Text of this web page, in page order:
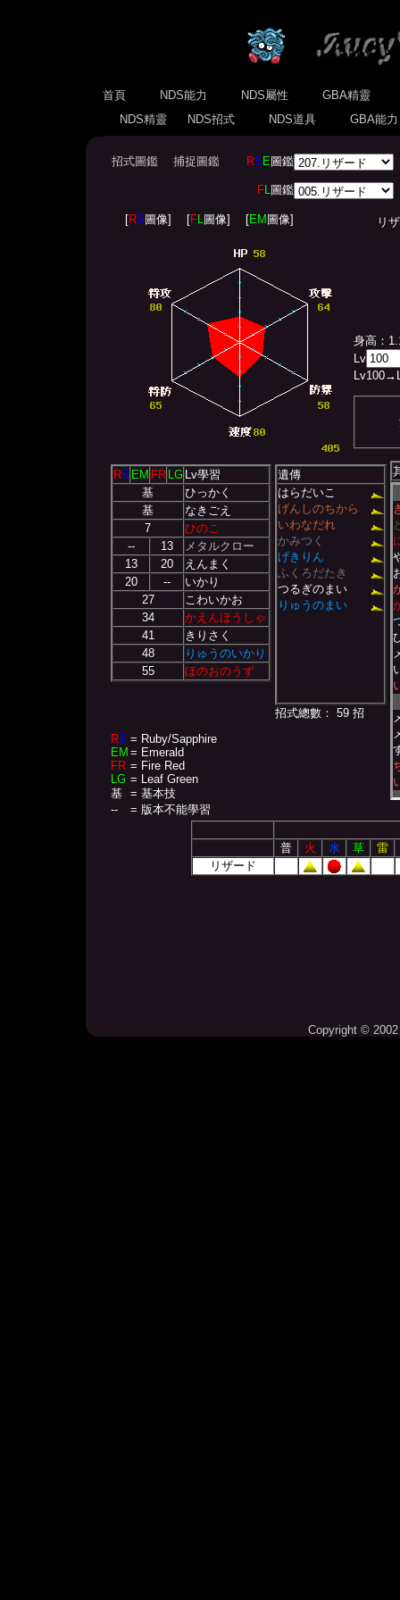
首頁 NDS能力 NDS屬性
GBA精靈
NDS精靈
NDS招式 NDS道具 GBA能
招式圖鑑 捕捉圖鑑 RS E圖鑑
FL圖鑑
[RS 圖像] [FL圖像] [EM 圖像] リザ
身高：
Lv
Lv100
RS EM FR LG Lv學習
基
ひっかく
基
なきごえ
7
ひのこ
--
13
メタルクロー
13
20
えんまく
20
--
いかり
27
こわいかお
34
かえんほうしゃ
41
きりさく
48
りゅうのいかり
55
ほのおのうず
RS = Ruby/Sapphire
EM = Emerald
FR = Fire Red
LG = Leaf Green
基
= 基本技
--
= 版本不能學習
遺傳
はらだいこ
げんしのちから
いわなだれ
かみつく
げきりん
ふくろだたき
つるぎのまい
りゅうのまい
招式總數： 59 招
普 火 水 草
雷
リザード
Copyright ©